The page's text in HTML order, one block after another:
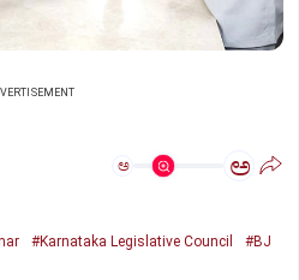
ಅ ಅ
#Karnataka Legislative Council
#BJ